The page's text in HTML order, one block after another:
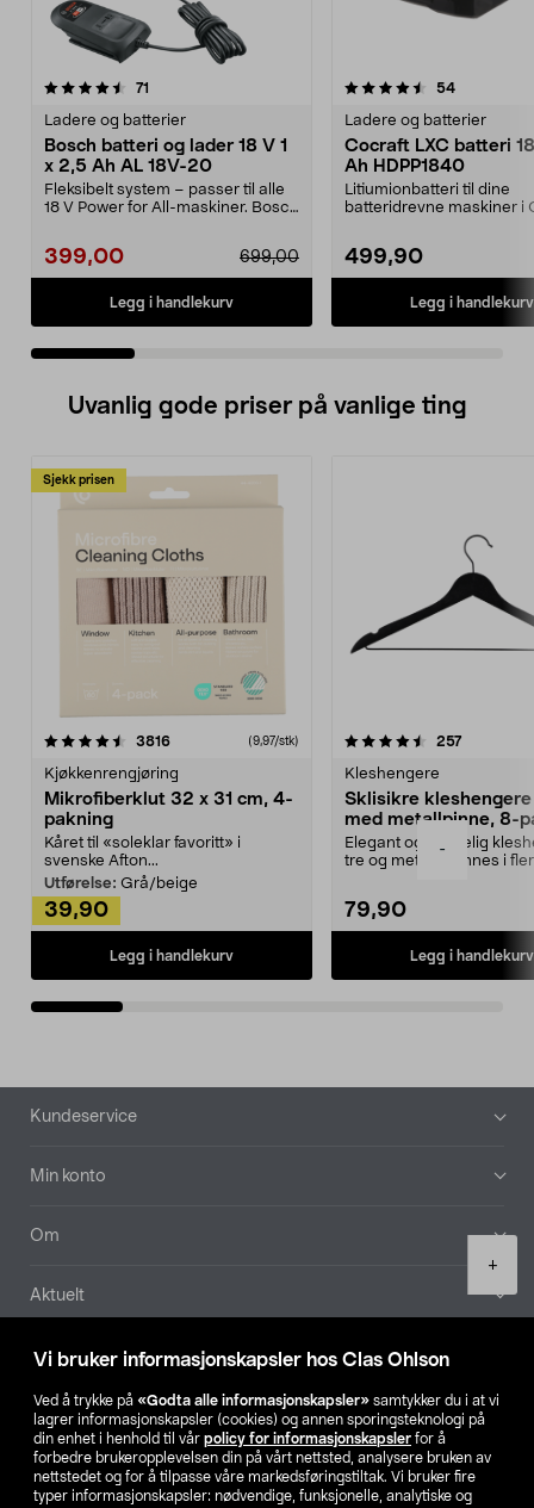
Vi bruker informasjonskapsler hos Clas Ohlson
Ved å trykke på «Godta alle informasjonskapsler» samtykker du i at vi
lagrer informasjonskapsler (cookies) og annen sporingsteknologi på
din enhet i henhold til vår policy for informasjonskapsler for å
forbedre brukeropplevelsen din på vårt nettsted, analysere bruken av
nettstedet og for å tilpasse våre markedsføringstiltak. Vi bruker fire
typer informasjonskapsler: nødvendige, funksjonelle, analytiske og
-
+
71
Ladere og batterier
Bosch batteri og lader 18 V 1
x 2,5 Ah AL 18V-20
Fleksibelt system – passer til alle
18 V Power for All-maskiner. Bosch
399,00 699,00
Legg i handlekurv
4.5 av 5 stjerner 54
Ladere og batterier
Cocraft LXC batteri
Ah HDPP1840
Litiumionbatteri til dine
batteridrevne maskiner i
499,90
Legg i handlekurv
5.0 av 5 stjerner
Uvanlig gode priser på vanlige ting
Sjekk prisen
3816anmeldelser(9,97/stk)
Kjøkkenrengjøring
Mikrofiberklut 32 x 31 cm, 4-
pakning
Kåret til «soleklar favoritt» i
svenske Afton...
Utførelse: Grå/beige
39,90
Legg i handlekurv
4.5av 5 stjerner 257
Kleshengere
Sklisikre
med metallpinne, 8-
Elegant og skikkelig
tre og metall – finnes i
79,90
Legg i handlekurv
4.5av 5 stjerner
Bunntekst
Kundeservice
Min konto
Om
Aktuelt
Våre selskaper
Finn din butikk
SE NO FI